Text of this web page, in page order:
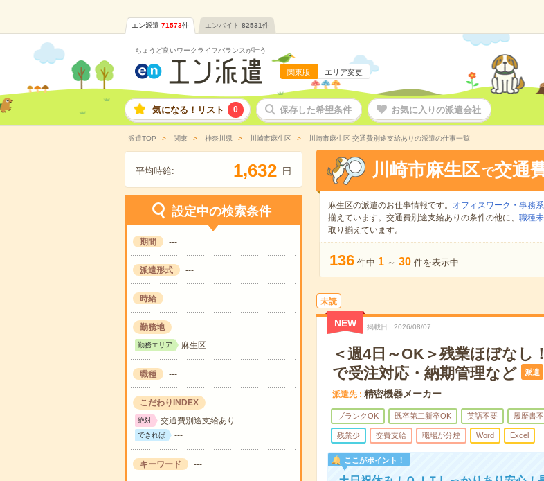
エン派遣 71573件 エンバイト 82531件
ちょうど良いワークライフバランスが叶う
関東版 エリア変更
気になる！リスト 0 保存した希望条件 お気に入りの派遣会社
派遣TOP 関東 神奈川県 川崎市麻生区 川崎市麻生区 交通費別途支給ありの派遣の仕事一覧
平均時給: 1,632 円
設定中の検索条件
期間 ---
派遣形式 ---
時給 ---
勤務地
勤務エリア 麻生区
職種 ---
こだわりINDEX
絶対 交通費別途支給あり
できれば ---
キーワード ---
川崎市麻生区 で交通
麻生区の派遣のお仕事情報です。 オフィスワーク・事務系
揃えています。交通費別途支給ありの条件の他に、 職種
取り揃えています。
136 件中 1 ～ 30 件を表示中
未読
NEW 掲載日 2026/08/07
＜週4日～OK＞残業ほぼなし
で受注対応・納期管理など
派遣
派遣先 精密機器メーカー
ブランクOK 既卒第二新卒OK 英語不要 履歴書
残業少 交費支給 職場が分煙 Word Excel
ここがポイント！